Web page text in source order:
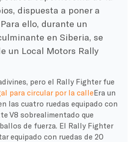
dispuesta a poner a
ello, durante un
en Siberia, se
un Local Motors Rally
pero el Rally Fighter fue
para circular por la calleEra un
las cuatro ruedas equipado con
V8 sobrealimentado que
de fuerza. El Rally Fighter
equipado con ruedas de 20